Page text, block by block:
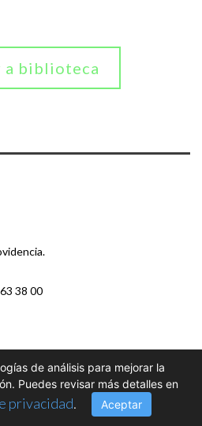
a biblioteca
38 00
de análisis para mejorar la
Puedes revisar más detalles en
privacidad. Aceptar